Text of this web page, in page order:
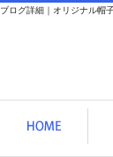
ブログ詳細｜オリジナル帽